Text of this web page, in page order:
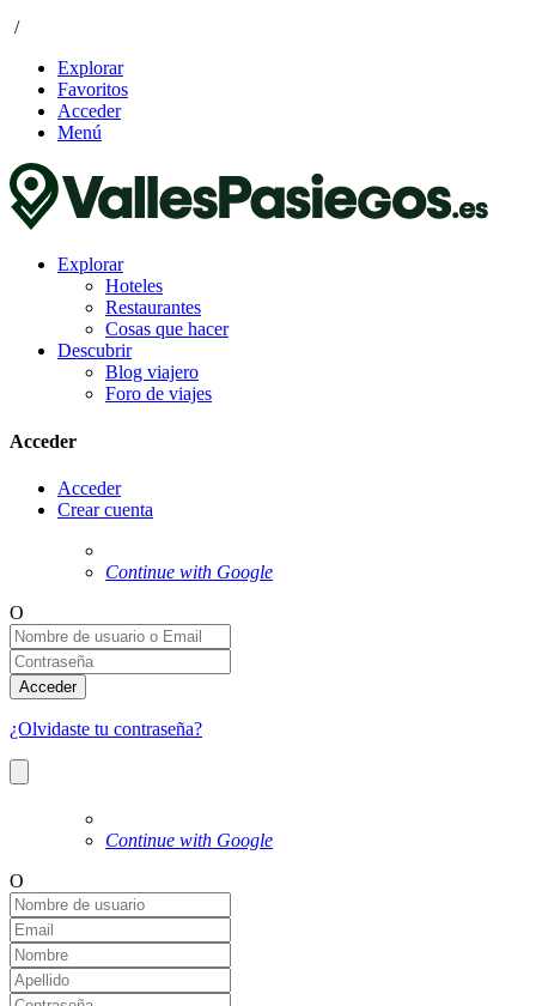
/
Explorar
Favoritos
Acceder
Menú
Explorar
Hoteles
Restaurantes
Cosas que hacer
Descubrir
Blog viajero
Foro de viajes
Acceder
Acceder
Crear cuenta
Continue with Google
O
Acceder
¿Olvidaste tu contraseña?
Continue with Google
O